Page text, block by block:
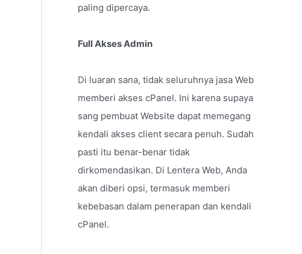
paling dipercaya.
Full Akses Admin
Di luaran sana, tidak seluruhnya jasa Web
memberi akses cPanel. Ini karena supaya
sang pembuat Website dapat memegang
kendali akses client secara penuh. Sudah
pasti itu benar-benar tidak
dirkomendasikan. Di Lentera Web, Anda
akan diberi opsi, termasuk memberi
kebebasan dalam penerapan dan kendali
cPanel.